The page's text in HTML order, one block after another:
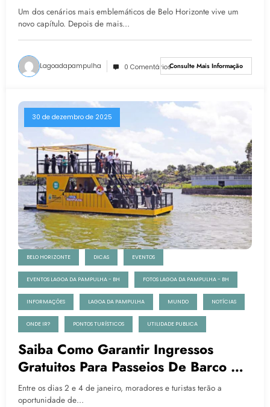
Turísticos Em Belo Horizonte
Um dos cenários mais emblemáticos de Belo Horizonte vive um
novo capítulo. Depois de mais…
Lagoadapampulha 0 ComentáriosConsulte Mais Informação
30 de dezembro de 2025
BELO HORIZONTE DICAS EVENTOS
EVENTOS LAGOA DA PAMPULHA - BH FOTOS LAGOA DA PAMPULHA - BH
INFORMAÇÕES LAGOA DA PAMPULHA MUNDO NOTÍCIAS
ONDE IR? PONTOS TURÍSTICOS UTILIDADE PUBLICA
Saiba Como Garantir Ingressos
Gratuitos Para Passeios De Barco Na
Lagoa Da Pampulha, Em BH
Entre os dias 2 e 4 de janeiro, moradores e turistas terão a
oportunidade de…